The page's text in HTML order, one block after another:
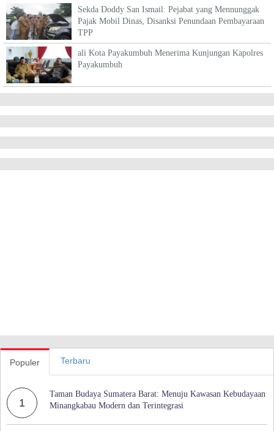
Sekda Doddy San Ismail: Pejabat yang Mennunggak
Pajak Mobil Dinas, Disanksi Penundaan Pembayaraan
TPP
ali Kota Payakumbuh Menerima Kunjungan Kapolres
Payakumbuh
Populer Terbaru
1
Taman Budaya Sumatera Barat: Menuju Kawasan Kebudayaan
Minangkabau Modern dan Terintegrasi